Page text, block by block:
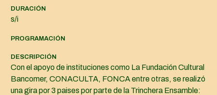
DURACIÓN
s/i
PROGRAMACIÓN
DESCRIPCIÓN
Con el apoyo de instituciones como La Fundación Cultural
Bancomer, CONACULTA, FONCA entre otras, se realizó
una gira por 3 paises por parte de la Trinchera Ensamble: